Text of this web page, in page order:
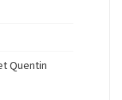
Quentin